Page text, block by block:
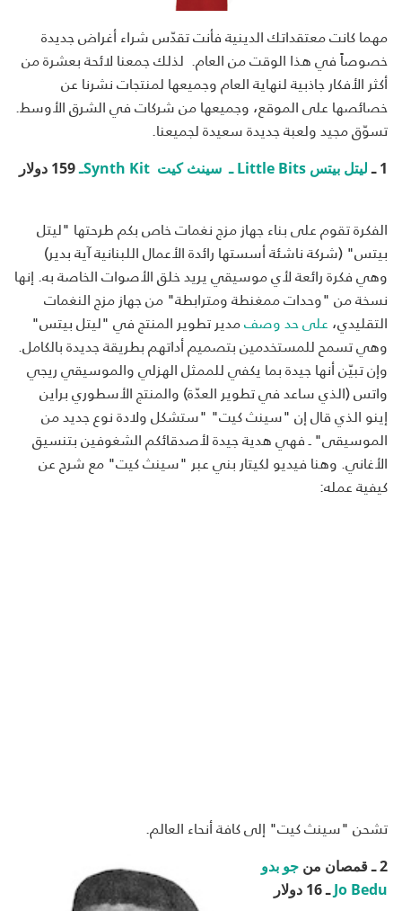
مهما كانت معتقداتك الدينية فأنت تقدّس شراء أغراض جديدة
خصوصاً في هذا الوقت من العام. لذلك جمعنا لائحة بعشرة من
أكثر الأفكار جاذبية لنهاية العام وجميعها لمنتجات نشرنا عن
خصائصها على الموقع، وجميعها من شركات في الشرق الأوسط.
تسوّق مجيد ولعبة جديدة سعيدة لجميعنا.
1 ـ ليتل بيتس Little Bits ـ سينث كيت Synth Kitـ 159 دولار
الفكرة تقوم على بناء جهاز مزج نغمات خاص بكم طرحتها "ليتل
بيتس" (شركة ناشئة أسستها رائدة الأعمال اللبنانية آية بدير)
وهي فكرة رائعة لأي موسيقي يريد خلق الأصوات الخاصة به. إنها
نسخة من "وحدات ممغنطة ومترابطة" من جهاز مزج النغمات
التقليدي،على حد وصفمدير تطوير المنتج في "ليتل بيتس"
وهي تسمح للمستخدمين بتصميم أداتهم بطريقة جديدة بالكامل.
وإن تبيّن أنها جيدة بما يكفي للممثل الهزلي والموسيقي ريجي
واتس (الذي ساعد في تطوير العدّة) والمنتج الأسطوري براين
إينو الذي قال إن "سينث كيت" "ستشكل ولادة نوع جديد من
الموسيقى" ـ فهي هدية جيدة لأصدقائكم الشغوفين بتنسيق
الأغاني. وهنا فيديو لكيتار بني عبر "سينث كيت" مع شرح عن
كيفية عمله:
تشحن "سينث كيت" إلى كافة أنحاء العالم.
2 ـ قمصان من
جو بدو
Jo Bedu ـ 16 دولار